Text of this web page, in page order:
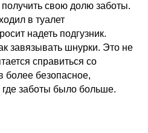
свою долю заботы.
в туалет
надеть подгузник.
завязывать шнурки. Это не
справиться со
более безопасное,
заботы было больше.